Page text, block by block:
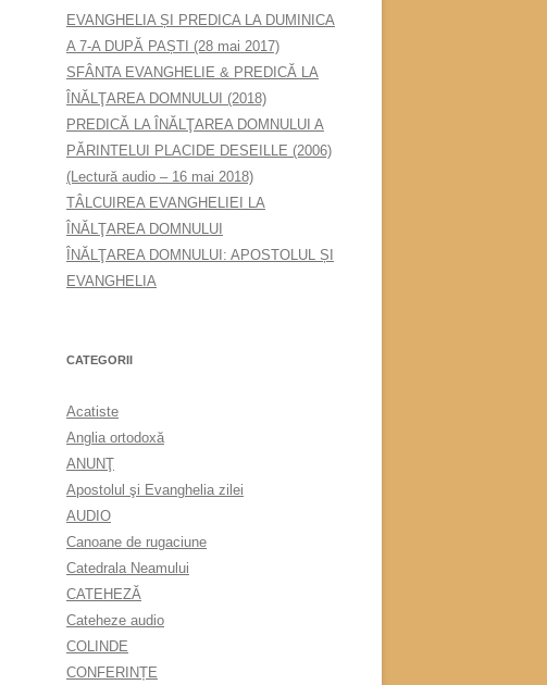
EVANGHELIA ȘI PREDICA LA DUMINICA
A 7-A DUPĂ PAȘTI (28 mai 2017)
SFÂNTA EVANGHELIE & PREDICĂ LA
ÎNĂLŢAREA DOMNULUI (2018)
PREDICĂ LA ÎNĂLŢAREA DOMNULUI A
PĂRINTELUI PLACIDE DESEILLE (2006)
(Lectură audio – 16 mai 2018)
TÂLCUIREA EVANGHELIEI LA
ÎNĂLŢAREA DOMNULUI
ÎNĂLŢAREA DOMNULUI: APOSTOLUL ȘI
EVANGHELIA
CATEGORII
Acatiste
Anglia ortodoxă
ANUNŢ
Apostolul şi Evanghelia zilei
AUDIO
Canoane de rugaciune
Catedrala Neamului
CATEHEZĂ
Cateheze audio
COLINDE
CONFERINȚE